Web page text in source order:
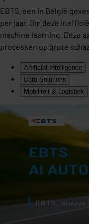
EBTS, een in België
per jaar. Om deze
machine learning. Deze
processen op grote
Artificial Intelligence
Data Solutions
Mobiliteit & Logistiek